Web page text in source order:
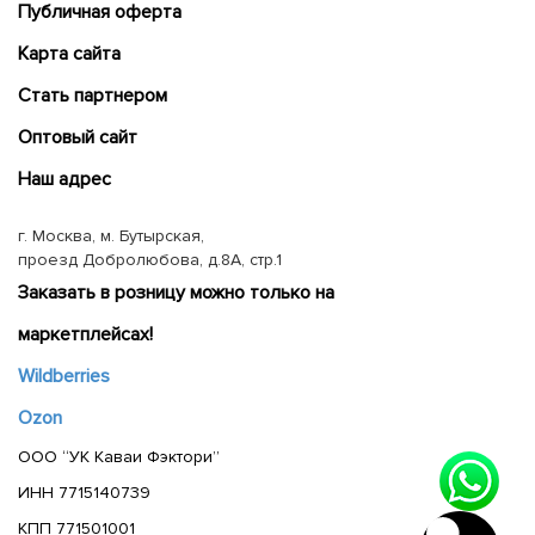
Публичная оферта
Карта сайта
Cтать партнером
Оптовый сайт
Наш адрес
г. Москва, м. Бутырская,
проезд Добролюбова, д.8А, стр.1
Заказать в розницу можно только на
маркетплейсах!
Wildberries
Ozon
ООО “УК Каваи Фэктори”
ИНН 7715140739
КПП 771501001